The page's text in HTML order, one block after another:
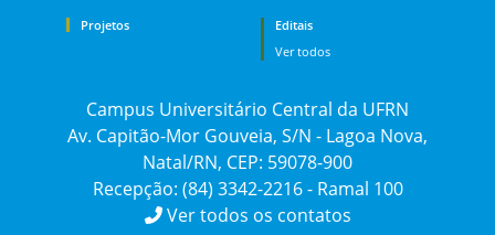
Projetos
Editais
Ver todos
Campus Universitário Central da UFRN
Av. Capitão-Mor Gouveia, S/N - Lagoa Nova,
Natal/RN, CEP: 59078-900
Recepção: (84) 3342-2216 - Ramal 100
Ver todos os contatos